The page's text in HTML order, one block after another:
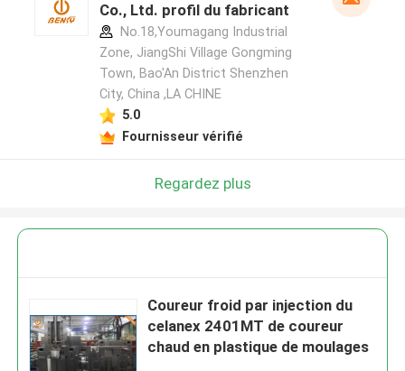
Co., Ltd. profil du fabricant
No.18,Youmagang Industrial
Zone, JiangShi Village Gongming
Town, Bao'An District Shenzhen
City, China ,LA CHINE
5.0
Fournisseur vérifié
Regardez plus
Coureur froid par injection du
celanex 2401MT de coureur
chaud en plastique de moulages